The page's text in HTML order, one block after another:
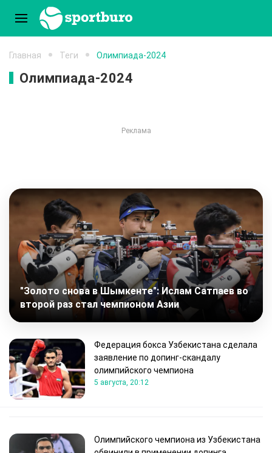
Главная Теги Олимпиада-2024
Олимпиада-2024
"Золото снова в Шымкенте": Ислам Сатпаев во
второй раз стал чемпионом Азии
Федерация бокса Узбекистана сделала
заявление по допинг-скандалу
олимпийского чемпиона
5 августа, 20:12
Олимпийского чемпиона из Узбекистана